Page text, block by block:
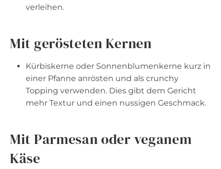
verleihen.
Mit gerösteten Kernen
Kürbiskerne oder Sonnenblumenkerne kurz in
einer Pfanne anrösten und als crunchy
Topping verwenden. Dies gibt dem Gericht
mehr Textur und einen nussigen Geschmack.
Mit Parmesan oder veganem
Käse